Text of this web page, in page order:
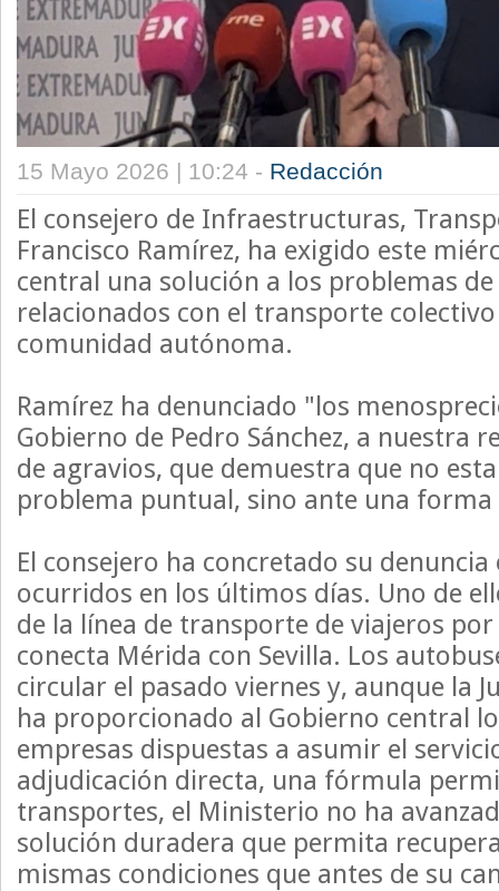
15 Mayo 2026 | 10:24 - Redacción
El consejero de Infraestructuras,
Francisco Ramírez, ha exigido este
central una solución a los problemas
relacionados con el transporte
comunidad autónoma.
Ramírez ha denunciado "los
Gobierno de Pedro Sánchez, a nuestra
de agravios, que demuestra que no
problema puntual, sino ante una
El consejero ha concretado su denuncia
ocurridos en los últimos días. Uno de
de la línea de transporte de viajeros
conecta Mérida con Sevilla. Los
circular el pasado viernes y, aunque la
ha proporcionado al Gobierno central
empresas dispuestas a asumir el
adjudicación directa, una fórmula
transportes, el Ministerio no ha
solución duradera que permita
mismas condiciones que antes de su